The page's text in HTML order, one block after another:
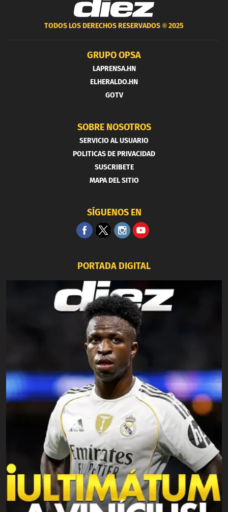
TODOS LOS DERECHOS RESERVADOS ®2025
GRUPO OPSA
LAPRENSA.HN
ELHERALDO.HN
GOTV
SOBRE NOSOTROS
SERVICIO AL USUARIO
POLITICAS DE PRIVACIDAD
SUSCRIBETE
MAPA DEL SITIO
SÍGUENOS EN
PORTADA DIGITAL